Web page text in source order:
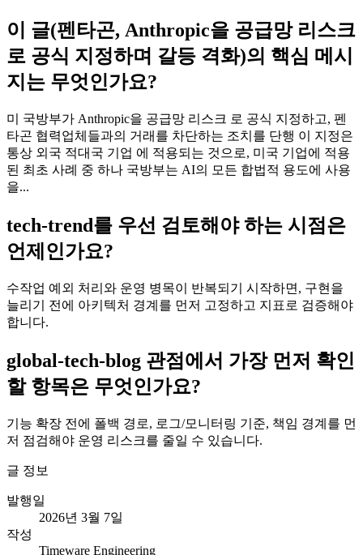
이 글(펜타곤, Anthropic을 공급망 리스크
로 공식 지정하며 갈등 격화)의 핵심 메시
지는 무엇인가요?
미 국방부가 Anthropic을 공급망 리스크 로 공식 지정하고, 펜
타곤 협력업체들과의 거래를 차단하는 조치를 단행 이 지정은
통상 외국 적대국 기업 에 적용되는 것으로, 미국 기업에 적용
된 최초 사례 중 하나 국방부는 AI의 모든 합법적 용도에 사용
을...
tech-trend를 우선 검토해야 하는 시점은
언제인가요?
수작업 예외 처리와 운영 병목이 반복되기 시작하면, 구현을
늘리기 전에 아키텍처 경계를 먼저 고정하고 지표로 검증해야
합니다.
global-tech-blog 관점에서 가장 먼저 확인
할 항목은 무엇인가요?
기능 확장 전에 폴백 경로, 로그/모니터링 기준, 책임 경계를 먼
저 점검해야 운영 리스크를 줄일 수 있습니다.
글 정보
발행일
2026년 3월 7일
작성
Timeware Engineering